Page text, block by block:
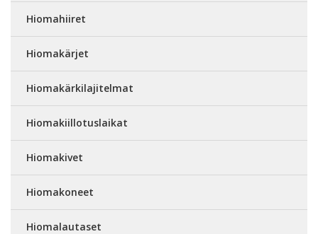
Hiomahiiret
Hiomakärjet
Hiomakärkilajitelmat
Hiomakiillotuslaikat
Hiomakivet
Hiomakoneet
Hiomalautaset